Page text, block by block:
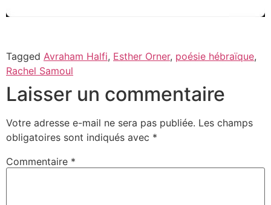
Tagged Avraham Halfi, Esther Orner, poésie hébraïque,
Rachel Samoul
Laisser un commentaire
Votre adresse e-mail ne sera pas publiée. Les champs
obligatoires sont indiqués avec *
Commentaire *